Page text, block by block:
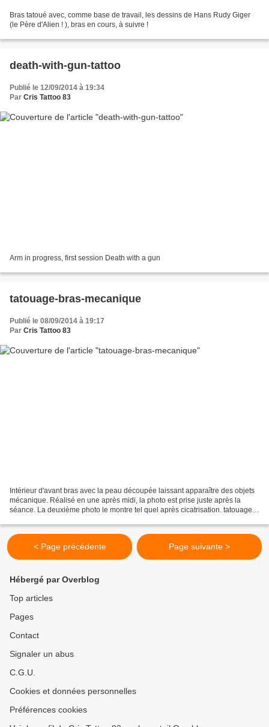
Bras tatoué avec, comme base de travail, les dessins de Hans Rudy Giger
(le Père d'Alien ! ), bras en cours, à suivre !
death-with-gun-tattoo
Publié le 12/09/2014 à 19:34
Par Cris Tattoo 83
Arm in progress, first session Death with a gun
tatouage-bras-mecanique
Publié le 08/09/2014 à 19:17
Par Cris Tattoo 83
​Intérieur d'avant bras avec la peau découpée laissant apparaître des objets
mécanique. Réalisé en une après midi, la photo est prise juste après la
séance. La deuxième photo le montre tel quel après cicatrisation. tatouage
< Page précédente Page suivante >
Hébergé par Overblog
Top articles
Pages
Contact
Signaler un abus
C.G.U.
Cookies et données personnelles
Préférences cookies